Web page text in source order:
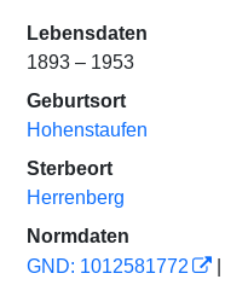
Lebensdaten
1893 – 1953
Geburtsort
Hohenstaufen
Sterbeort
Herrenberg
Normdaten
GND: 1012581772